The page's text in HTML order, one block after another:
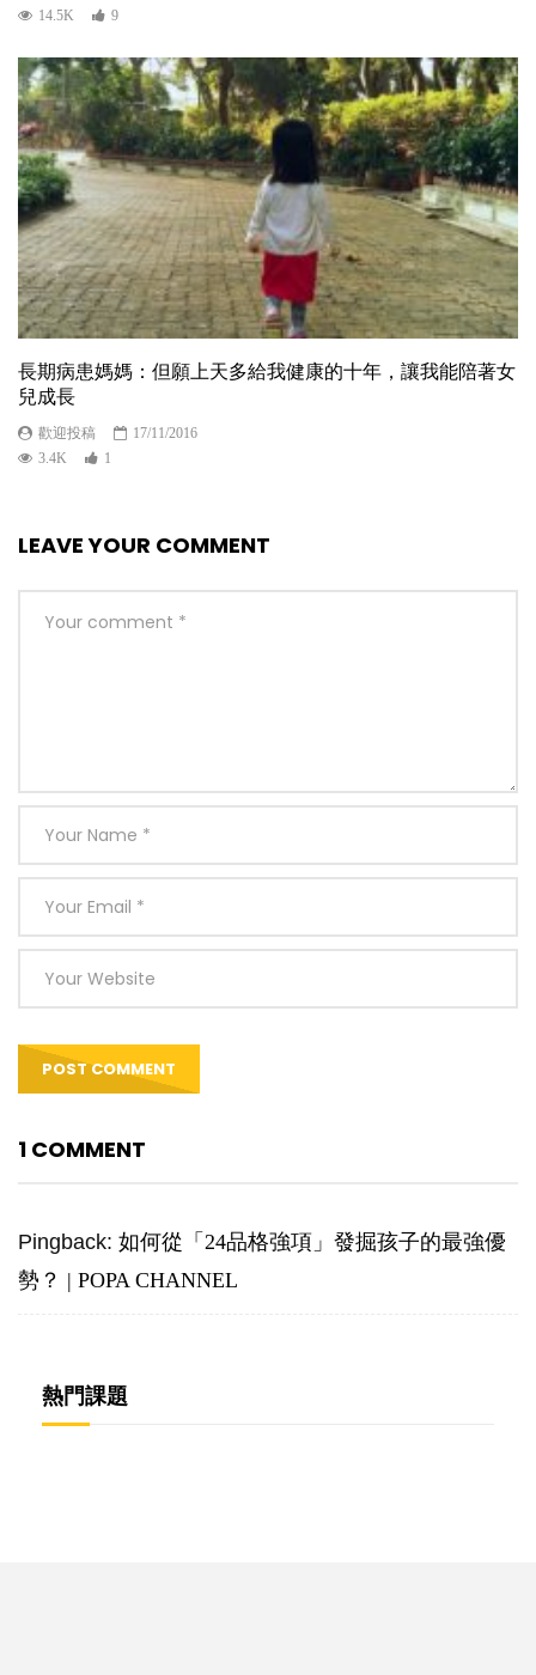
14.5K
9
長期病患媽媽：但願上天多給我健康的十年，讓我能陪著女
兒成長
歡迎投稿
17/11/2016
3.4K
1
LEAVE YOUR COMMENT
1 COMMENT
Pingback: 如何從「24品格強項」發掘孩子的最強優
勢？ | POPA CHANNEL
熱門課題